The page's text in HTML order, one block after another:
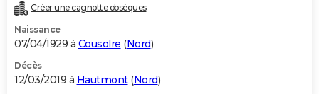
Destinations
City break
Voyage nature
Voyage de noces
Forum
Climat
+PHOTO
GUIDES D'ACHAT
BONS PLANS
Créer une cagnotte obsèques
Naissance
07/04/1929 à Cousolre (Nord)
Décès
12/03/2019 à Hautmont(Nord)